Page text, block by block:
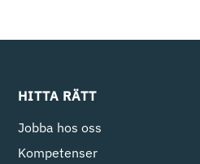
HITTA RÄTT
Jobba hos oss
Kompetenser